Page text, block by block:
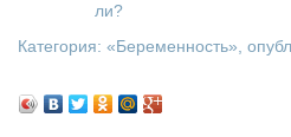
ли?
Категория: «Беременность»,